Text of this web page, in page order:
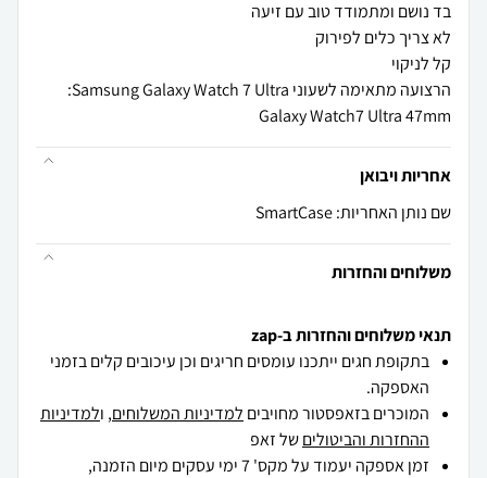
Galaxy Watch7 Ultra 47mm
אחריות ויבואן
שם נותן האחריות: SmartCase
משלוחים והחזרות
תנאי משלוחים והחזרות ב-zap
בתקופת חגים ייתכנו עומסים חריגים וכן עיכובים קלים בזמני
האספקה.
המוכרים בזאפסטור מחויבים למדיניות המשלוחים, ולמדיניות
ההחזרות והביטוליםשל זאפ
זמן אספקה יעמוד על מקס' 7 ימי עסקים מיום הזמנה,